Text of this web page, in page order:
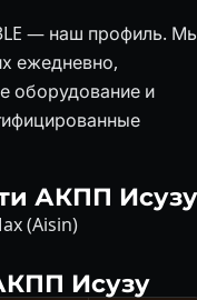
— наш профиль.
ежедневно,
оборудование и
АКПП Исузу
(Aisin)
Исузу